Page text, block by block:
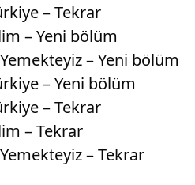
– Tekrar
– Yeni bölüm
– Yeni bölüm
– Yeni bölüm
– Tekrar
– Tekrar
– Tekrar